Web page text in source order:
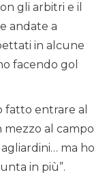
gli arbitri e il
andate a
in alcune
facendo gol
fatto entrare al
mezzo al campo
ma ho
in più”.